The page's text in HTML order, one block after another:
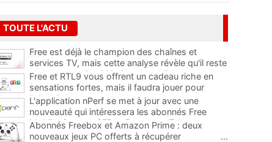
TOUTE L'ACTU
Free est déjà le champion des chaînes et
services TV, mais cette analyse révèle qu'il reste
encore au moins 141 ajouts possibles
Free et RTL9 vous offrent un cadeau riche en
sensations fortes, mais il faudra jouer pour
l'obtenir
L'application nPerf se met à jour avec une
nouveauté qui intéressera les abonnés Free
Mobile, Orange, SFR et Bouygues Telecom
Abonnés Freebox et Amazon Prime : deux
nouveaux jeux PC offerts à récupérer
...